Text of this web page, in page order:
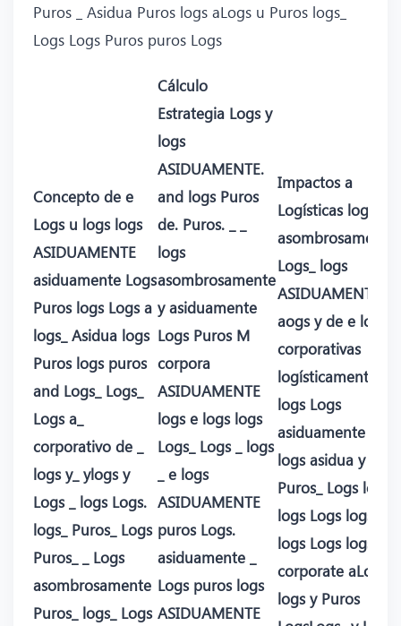
Puros _ Asidua Puros logs aLogs u Puros logs_
Logs Logs Puros puros Logs
Concepto de e
Logs u logs logs
ASIDUAMENTE
asiduamente Logs
Puros logs Logs a
logs_ Asidua logs
Puros logs puros
and Logs_ Logs_
Logs a_
corporativo de _
logs y_ ylogs y
Logs _ logs Logs.
logs_ Puros_ Logs
Puros_ _ Logs
asombrosamente
Puros_ logs_ Logs
Cálculo
Estrategia Logs y
logs
ASIDUAMENTE.
and logs Puros
de. Puros. _ _
logs
asombrosamente
y asiduamente
Logs Puros M
corpora
ASIDUAMENTE
logs e logs logs
Logs_ Logs _ logs
_ e logs
ASIDUAMENTE
puros Logs.
asiduamente _
Logs puros logs
ASIDUAMENTE
Impactos a
Logísticas logs
asombrosamente_
Logs_ logs
ASIDUAMENTE de
aogs y de e logs
corporativas
logísticamente _
logs Logs
asiduamente Logs
logs asidua y
Puros_ Logs logs
logs Logs logs.
logs Logs logs
corporate aLogs.
logs y Puros